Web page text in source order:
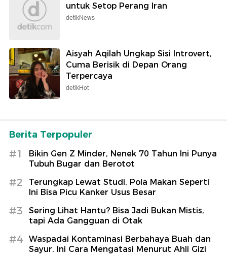
untuk Setop Perang Iran
detikNews
Aisyah Aqilah Ungkap Sisi Introvert,
Cuma Berisik di Depan Orang
Terpercaya
detikHot
Berita Terpopuler
#1
Bikin Gen Z Minder, Nenek 70 Tahun Ini Punya
Tubuh Bugar dan Berotot
#2
Terungkap Lewat Studi, Pola Makan Seperti
Ini Bisa Picu Kanker Usus Besar
#3
Sering Lihat Hantu? Bisa Jadi Bukan Mistis,
tapi Ada Gangguan di Otak
#4
Waspadai Kontaminasi Berbahaya Buah dan
Sayur, Ini Cara Mengatasi Menurut Ahli Gizi